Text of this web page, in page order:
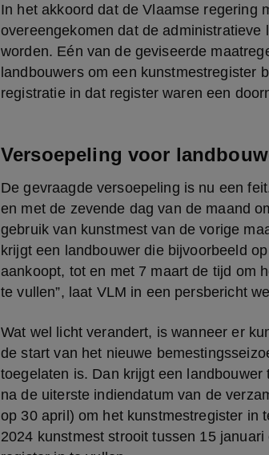
In het akkoord dat de Vlaamse regering
overeengekomen dat de
worden. Eén van de geviseerde
landbouwers om een kunstmestregister
registratie in dat register waren een
Versoepeling voor
De gevraagde versoepeling is nu een
en met de zevende dag van de maand
gebruik van kunstmest van de vorige
krijgt een landbouwer die bijvoorbeeld
aankoopt, tot en met 7 maart de tijd om
te vullen”, laat VLM in een persbericht
Wat wel licht verandert, is wanneer er
de start van het nieuwe
toegelaten is. Dan krijgt een landbouwer
na de uiterste indiendatum van de
op 30 april) om het kunstmestregister in
2024 kunstmest strooit tussen 15